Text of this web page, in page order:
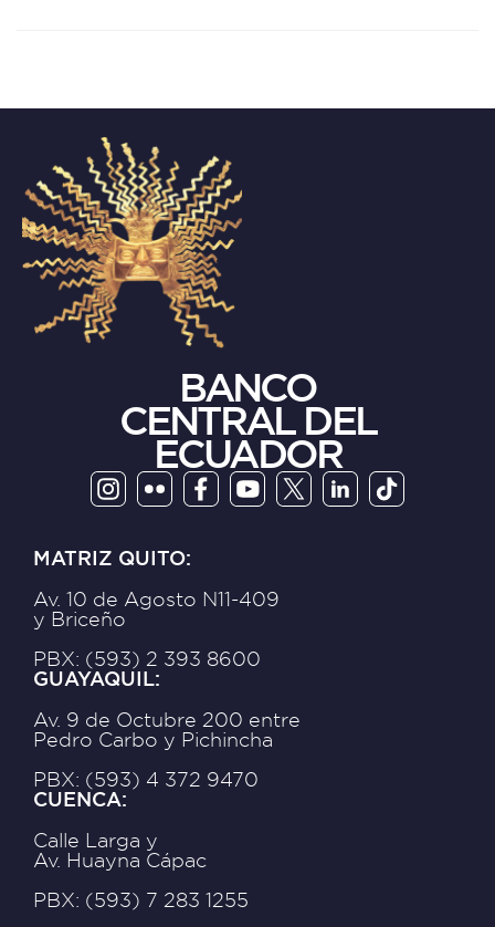
BANCO
CENTRAL DEL
ECUADOR
MATRIZ QUITO:
Av. 10 de Agosto N11-409
y Briceño
PBX: (593) 2 393 8600
GUAYAQUIL:
Av. 9 de Octubre 200 entre
Pedro Carbo y Pichincha
PBX: (593) 4 372 9470
CUENCA:
Calle Larga y
Av. Huayna Cápac
PBX: (593) 7 283 1255